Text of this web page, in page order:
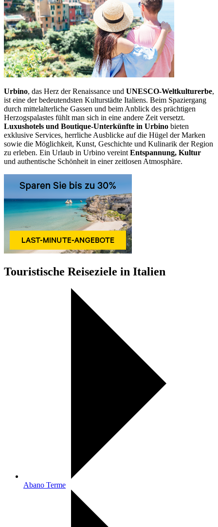
Urbino, das Herz der Renaissance und UNESCO-Weltkulturerbe,
ist eine der bedeutendsten Kulturstädte Italiens. Beim Spaziergang
durch mittelalterliche Gassen und beim Anblick des prächtigen
Herzogspalastes fühlt man sich in eine andere Zeit versetzt.
Luxushotels und Boutique-Unterkünfte in Urbino bieten
exklusive Services, herrliche Ausblicke auf die Hügel der Marken
sowie die Möglichkeit, Kunst, Geschichte und Kulinarik der Region
zu erleben. Ein Urlaub in Urbino vereint Entspannung, Kultur
und authentische Schönheit in einer zeitlosen Atmosphäre.
Touristische Reiseziele in Italien
Abano Terme